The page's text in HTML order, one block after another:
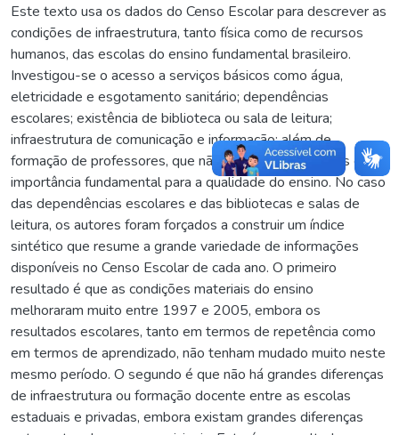
Este texto usa os dados do Censo Escolar para descrever as
condições de infraestrutura, tanto física como de recursos
humanos, das escolas do ensino fundamental brasileiro.
Investigou-se o acesso a serviços básicos como água,
eletricidade e esgotamento sanitário; dependências
escolares; existência de biblioteca ou sala de leitura;
infraestrutura de comunicação e informação; além de
formação de professores, que não é infraestrutura, mas é de
importância fundamental para a qualidade do ensino. No caso
das dependências escolares e das bibliotecas e salas de
leitura, os autores foram forçados a construir um índice
sintético que resume a grande variedade de informações
disponíveis no Censo Escolar de cada ano. O primeiro
resultado é que as condições materiais do ensino
melhoraram muito entre 1997 e 2005, embora os
resultados escolares, tanto em termos de repetência como
em termos de aprendizado, não tenham mudado muito neste
mesmo período. O segundo é que não há grandes diferenças
de infraestrutura ou formação docente entre as escolas
estaduais e privadas, embora existam grandes diferenças